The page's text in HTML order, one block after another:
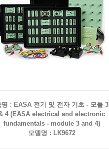
명 : EASA 전기 및 전자 기초 - 모듈 3
4 (EASA electrical and electronic
fundamentals - module 3 and 4)
모델명 : LK9672